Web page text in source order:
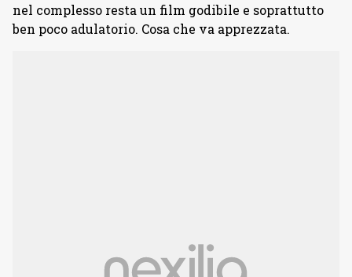
nel complesso resta un film godibile e soprattutto
ben poco adulatorio. Cosa che va apprezzata.